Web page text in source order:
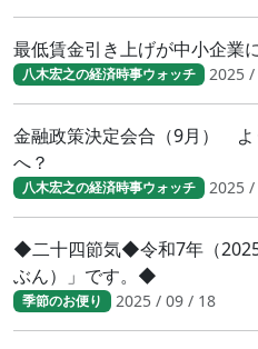
最低賃金引き上げが中小企業
八木宏之の経済時事ウォッチ 2025
金融政策決定会合（9月） よ
へ？
八木宏之の経済時事ウォッチ 2025
◆二十四節気◆令和7年（
ぶん）」です。◆
季節のお便り 2025 / 09 / 18